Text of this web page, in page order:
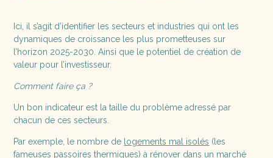
Ici, il s’agit d’identifier les secteurs et industries qui ont les
dynamiques de croissance les plus prometteuses sur
l’horizon 2025-2030. Ainsi que le potentiel de création de
valeur pour l’investisseur.
Comment faire ça ?
Un bon indicateur est la taille du problème adressé par
chacun de ces secteurs.
Par exemple, le nombre de logements mal isolés (les
fameuses passoires thermiques) à rénover dans un marché